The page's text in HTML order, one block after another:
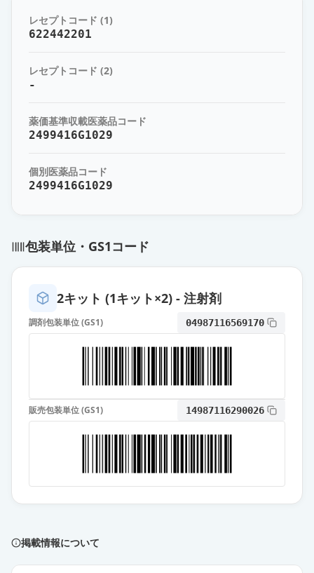
レセプトコード (1)
622442201
レセプトコード (2)
-
薬価基準収載医薬品コード
2499416G1029
個別医薬品コード
2499416G1029
包装単位・GS1コード
2キット (1キット×2) - 注射剤
調剤包装単位 (GS1) 04987116569170
販売包装単位 (GS1) 14987116290026
掲載情報について